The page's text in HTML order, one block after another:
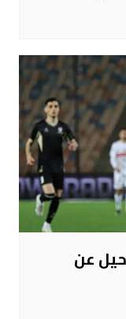
عن